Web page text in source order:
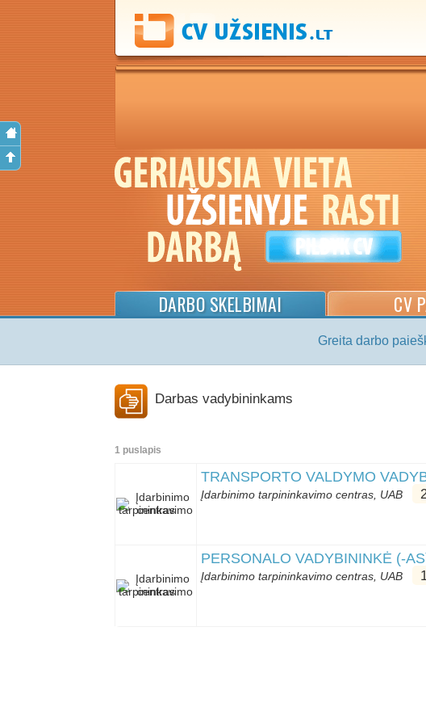
DARBO SKELBIMAI CV
Greita darbo
Darbas vadybininkams
1 puslapis
TRANSPORTO VALDYMO
Įdarbinimo tarpininkavimo centras, UAB
PERSONALO VADYBININKĖ (-
Įdarbinimo tarpininkavimo centras, UAB